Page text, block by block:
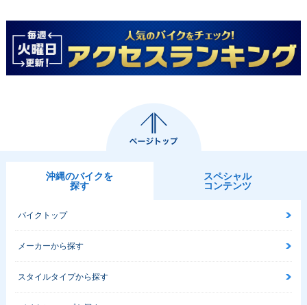
沖縄のバイクを
探す
スペシャル
コンテンツ
バイクトップ
メーカーから探す
スタイルタイプから探す